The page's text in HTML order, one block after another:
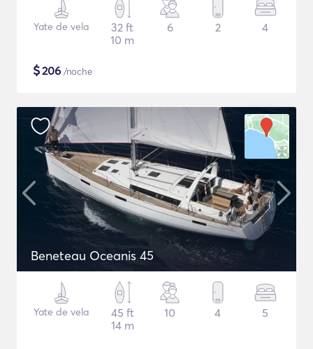
Yate de vela
32 ft
10 m
6 2 4
$206 /noche
Beneteau Oceanis 45
Yate de vela
45 ft
14 m
10 4 5